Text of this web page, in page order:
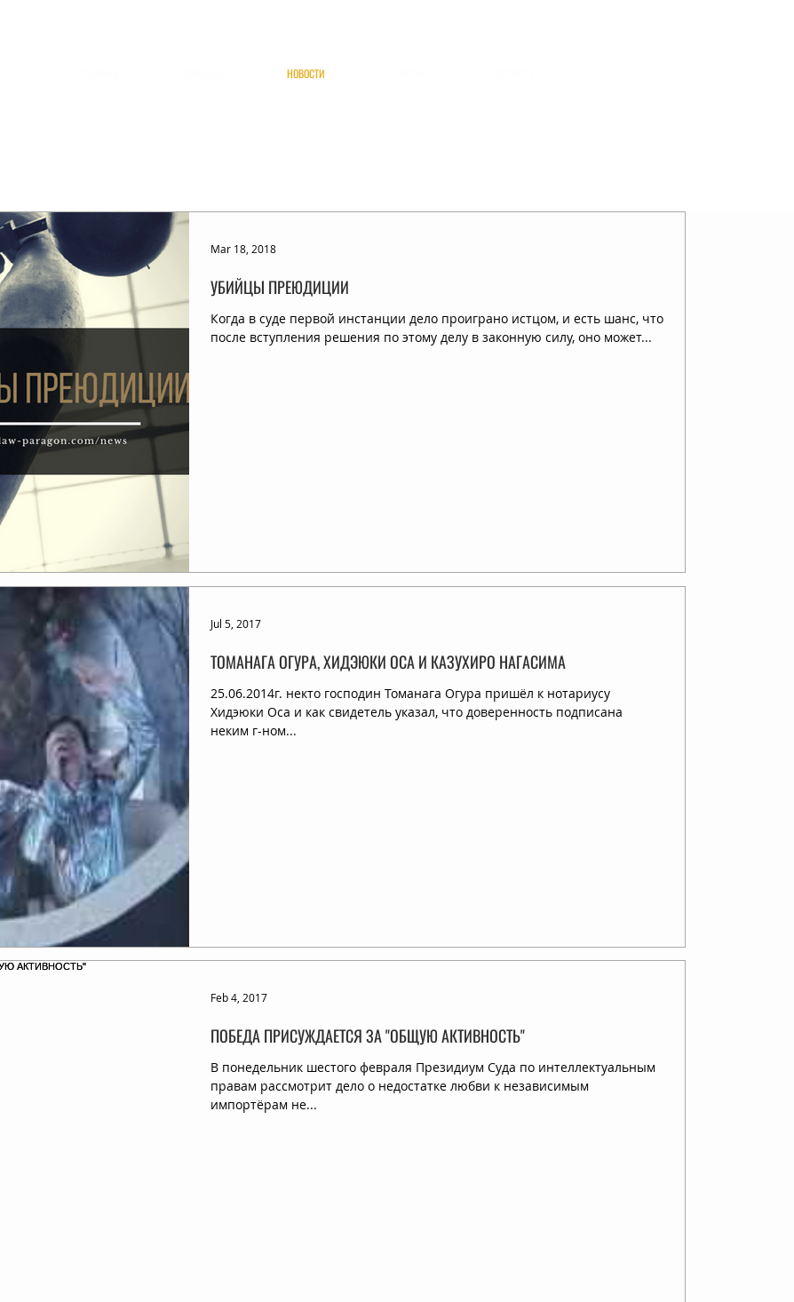
НОВОСТИ
УБИЙЦЫ ПРЕЮДИЦИИ
Когда в суде первой инстанции дело проиграно истцом, и есть шанс, что
после вступления решения по этому делу в законную силу, оно может...
Mar 18, 2018
ТОМАНАГА ОГУРА, ХИДЭЮКИ ОСА И КАЗУХИРО НАГАСИМА
25.06.2014г. некто господин Томанага Огура пришёл к нотариусу
Хидэюки Оса и как свидетель указал, что доверенность подписана
неким г-ном...
Jul 5, 2017
ПОБЕДА ПРИСУЖДАЕТСЯ ЗА "ОБЩУЮ АКТИВНОСТЬ"
В понедельник шестого февраля Президиум Суда по интеллектуальным
правам рассмотрит дело о недостатке любви к независимым
импортёрам не...
Feb 4, 2017